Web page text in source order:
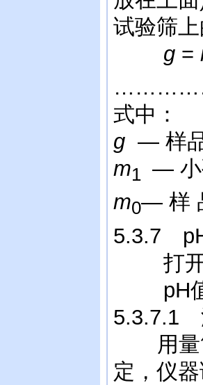
试验筛
g =
式中：
g — 样
m1 — 小
m0—
5.3.7
打开酸
pH值
5.3.7.1
用量筒
定，仪